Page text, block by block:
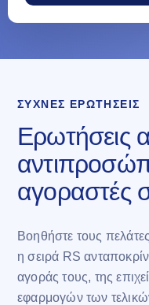
ΣΥΧΝΈΣ ΕΡΩΤΉΣΕΙΣ
Ερωτήσεις
αγοραστές
Βοηθήστε τους
η σειρά RS
αγοράς τους, της
εφαρμογών των